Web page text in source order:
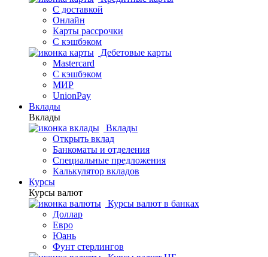
С доставкой
Онлайн
Карты рассрочки
С кэшбэком
Дебетовые карты
Mastercard
С кэшбэком
МИР
UnionPay
Вклады
Вклады
Вклады
Открыть вклад
Банкоматы и отделения
Специальные предложения
Калькулятор вкладов
Курсы
Курсы валют
Курсы валют в банках
Доллар
Евро
Юань
Фунт стерлингов